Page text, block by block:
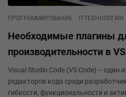
ПРОГРАММИРОВАНИЕ IT-ТЕХНОЛОГИИ
Необходимые плагины
производительности в
Visual Studio Code (VS Code) – один
редакторов кода среди
гибкости, функциональности и